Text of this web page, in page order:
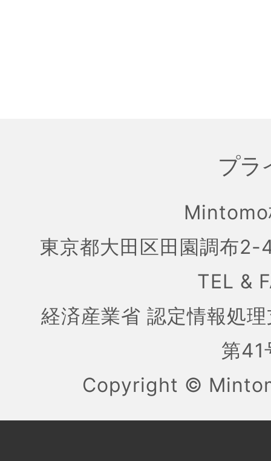
プラ
東京都大田区田園調布
TEL &
経済産業省 認定情報処
第
Copyright ©